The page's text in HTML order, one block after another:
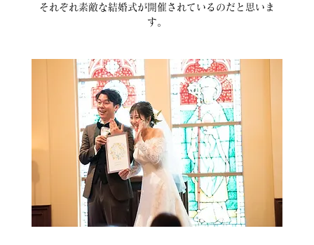
それぞれ素敵な結婚式が開催されているのだと思いま
す。